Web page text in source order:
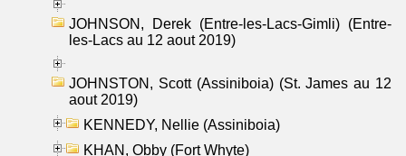
JOHNSON, Derek (Entre-les-Lacs-Gimli) (Entre-
les-Lacs au 12 aout 2019)
JOHNSTON, Scott (Assiniboia) (St. James au 12
aout 2019)
KENNEDY, Nellie (Assiniboia)
KHAN, Obby (Fort Whyte)